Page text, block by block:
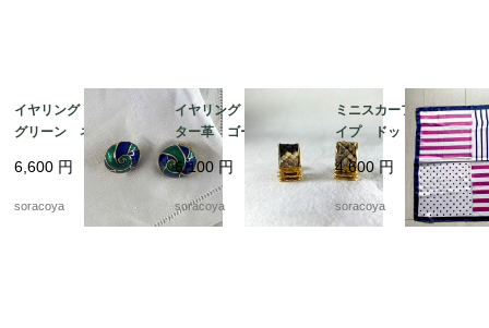
イヤリング 丸渦巻
グリーン ネイビー
エナメル加工 19ach8
6,600 円
soracoya
イヤリング アリゲー
ター革 ゴールドカラ
ー スクウェア型 19
ach8-4
6,100 円
soracoya
ミニスカーフ ストラ
イプ ドット ビビッ
ド ピンク ネイビ
ー 12acdf20
4,600円
soracoya